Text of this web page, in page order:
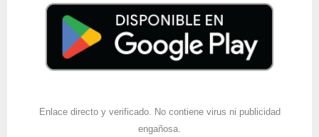
Enlace directo y verificado. No contiene virus ni publicidad
engañosa.